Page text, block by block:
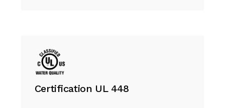
Certification UL 448